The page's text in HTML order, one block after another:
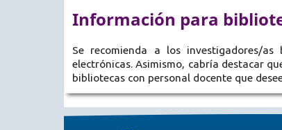
Información para
Se recomienda a los investigadores/
electrónicas. Asimismo, cabría destacar
bibliotecas con personal docente que